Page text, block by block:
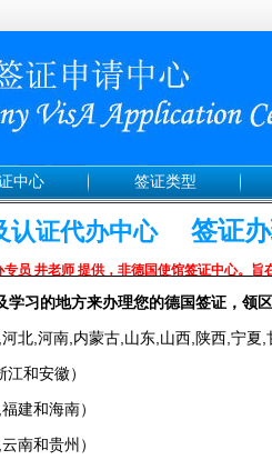
中心 签证类型
认证代办中心 签证
员 井老师 提供，非德国使馆签证中心。
学习的地方来办理您的德国签证，领
北,河南,内蒙古,山东,山西,陕西,宁夏
和安徽）
建和海南）
南和贵州）